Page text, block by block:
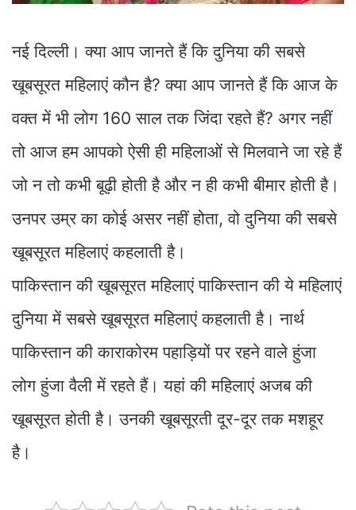
नई दिल्ली। क्या आप जानते हैं कि दुनिया की सबसे
खूबसूरत महिलाएं कौन है? क्या आप जानते हैं कि आज के
वक्त में भी लोग 160 साल तक जिंदा रहते हैं? अगर नहीं
तो आज हम आपको ऐसी ही महिलाओं से मिलवाने जा रहे हैं
जो न तो कभी बूढ़ी होती है और न ही कभी बीमार होती है।
उनपर उम्र का कोई असर नहीं होता, वो दुनिया की सबसे
खूबसूरत महिलाएं कहलाती है।
पाकिस्तान की खूबसूरत महिलाएं पाकिस्तान की ये महिलाएं
दुनिया में सबसे खूबसूरत महिलाएं कहलाती है। नार्थ
पाकिस्तान की काराकोरम पहाड़ियों पर रहने वाले हुंजा
लोग हुंजा वैली में रहते हैं। यहां की महिलाएं अजब की
खूबसूरत होती है। उनकी खूबसूरती दूर-दूर तक मशहूर
है।